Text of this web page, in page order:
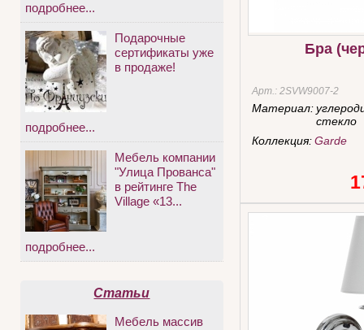
Бра
Арт.: 2SVW9007-2
Материал:
стекло
Коллекция:Garde
подробнее...
Подарочные
сертификаты уже
в продаже!
подробнее...
Мебель компании
"Улица Прованса"
в рейтинге The
Village «13...
подробнее...
Статьи
Мебель массив